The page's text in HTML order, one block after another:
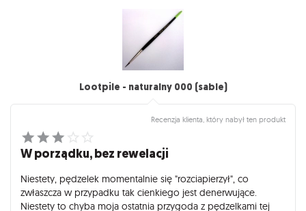
Lootpile - naturalny 000 (sable)
Recenzja klienta, który nabył ten produkt
W porządku, bez rewelacji
Niestety, pędzelek momentalnie się "rozciapierzył", co
zwłaszcza w przypadku tak cienkiego jest denerwujące.
Niestety to chyba moja ostatnia przygoda z pędzelkami tej